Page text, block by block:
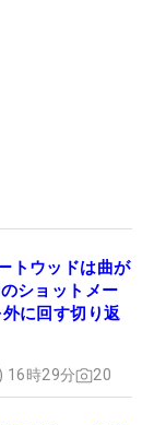
トウッドは曲が
ショットメー
に回す切り返
16時29分 20